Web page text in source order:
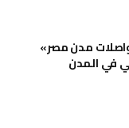
مدن مصر»
في المدن